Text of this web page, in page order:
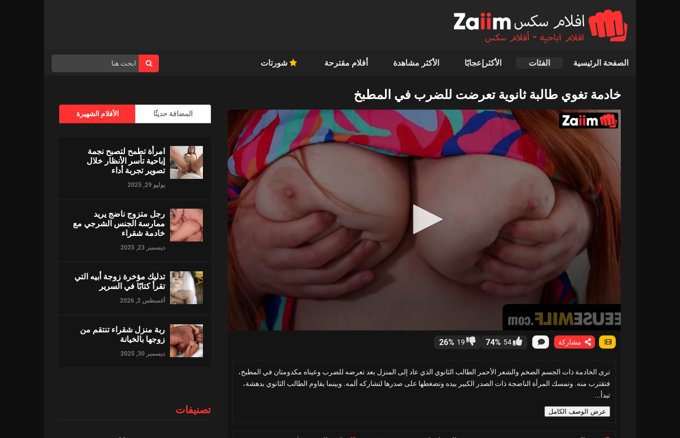
الصفحة الرئيسية الفئات الأكثرإعجابًا الأكثر مشاهدة أفلام مقترحة شورتات
خادمة تغوي طالبة ثانوية تعرضت للضرب في المطبخ
secondsVolume
مشاركة 54
74%
19
26%
ترى الخادمة ذات الجسم الضخم والشعر الأحمر الطالب الثانوي الذي عاد إلى المنزل بعد تعرضه للضرب وعيناه مكدومتان في المطبخ،
فتقترب منه. وتمسك المرأة الناضجة ذات الصدر الكبير بيده وتضغطها على صدرها لتشاركه ألمه. وبينما يقاوم الطالب الثانوي بدهشة،
تبدأ...
عرض الوصف الكامل
الأفلام الشهيرة المضافة حديثًا
امرأة تطمح لتصبح نجمة
إباحية تأسر الأنظار خلال
تصوير تجربة أداء
يوليو 29, 2025
رجل متزوج ناضج يريد
ممارسة الجنس الشرجي مع
خادمة شقراء
ديسمبر 23, 2025
تدليك مؤخرة زوجة أبيه التي
تقرأ كتابًا في السرير
أغسطس 2, 2026
ربة منزل شقراء تنتقم من
زوجها بالخيانة
ديسمبر 30, 2025
تصنيفات